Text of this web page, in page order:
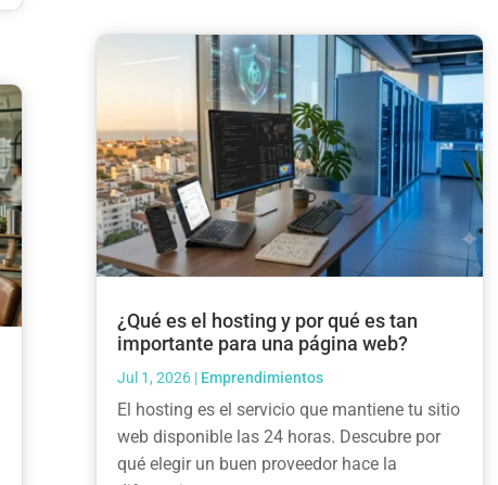
¿Qué es el hosting y por qué es tan
importante para una página web?
Jul 1, 2026| Emprendimientos
El hosting es el servicio que mantiene tu sitio
web disponible las 24 horas. Descubre por
qué elegir un buen proveedor hace la